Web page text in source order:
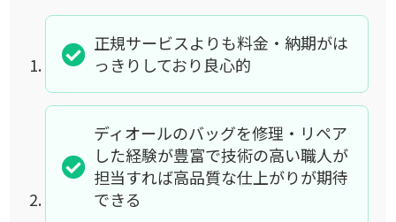
正規サービスよりも料金・納期がは
っきりしており良心的
ディオールのバッグを修理・リペア
した経験が豊富で技術の高い職人が
担当すれば高品質な仕上がりが期待
できる